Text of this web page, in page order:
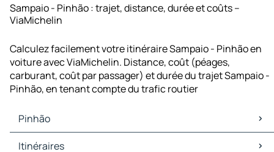
Sampaio - Pinhão : trajet, distance, durée et coûts –
ViaMichelin
Calculez facilement votre itinéraire Sampaio - Pinhão en
voiture avec ViaMichelin. Distance, coût (péages,
carburant, coût par passager) et durée du trajet Sampaio -
Pinhão, en tenant compte du trafic routier
Pinhão
Pinhão Cartes et plans
Itinéraires